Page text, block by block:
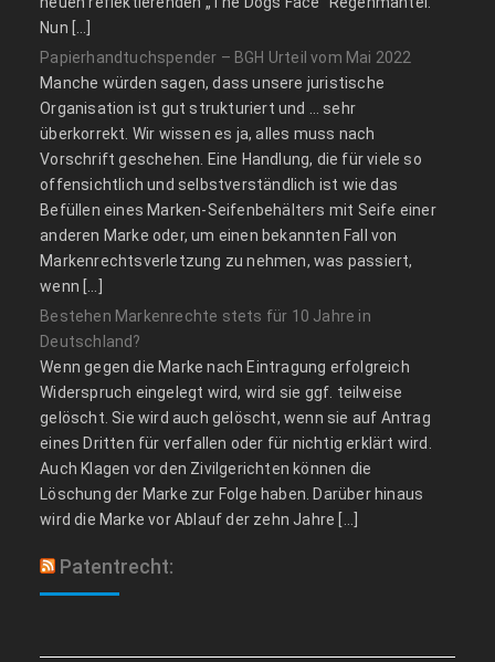
Nun […]
Papierhandtuchspender – BGH Urteil vom Mai 2022
Manche würden sagen, dass unsere juristische
Organisation ist gut strukturiert und … sehr
überkorrekt. Wir wissen es ja, alles muss nach
Vorschrift geschehen. Eine Handlung, die für viele so
offensichtlich und selbstverständlich ist wie das
Befüllen eines Marken-Seifenbehälters mit Seife einer
anderen Marke oder, um einen bekannten Fall von
Markenrechtsverletzung zu nehmen, was passiert,
wenn […]
Bestehen Markenrechte stets für 10 Jahre in
Deutschland?
Wenn gegen die Marke nach Eintragung erfolgreich
Widerspruch eingelegt wird, wird sie ggf. teilweise
gelöscht. Sie wird auch gelöscht, wenn sie auf Antrag
eines Dritten für verfallen oder für nichtig erklärt wird.
Auch Klagen vor den Zivilgerichten können die
Löschung der Marke zur Folge haben. Darüber hinaus
wird die Marke vor Ablauf der zehn Jahre […]
Patentrecht: